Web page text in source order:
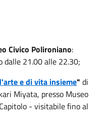
Civico Polironiano:
dalle 21.00 alle 22.30;
e di vita insieme" di
Miyata, presso Museo
- visitabile fino al